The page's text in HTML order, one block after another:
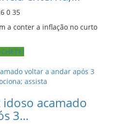
0 35
a conter a inflação no curto
acamado
3...